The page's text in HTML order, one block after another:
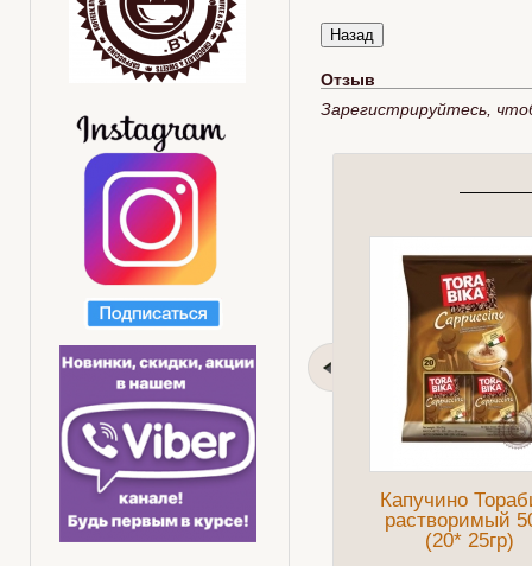
Отзыв
Зарегистрируйтесь,
Капучино
растворимый
(20* 25гр)